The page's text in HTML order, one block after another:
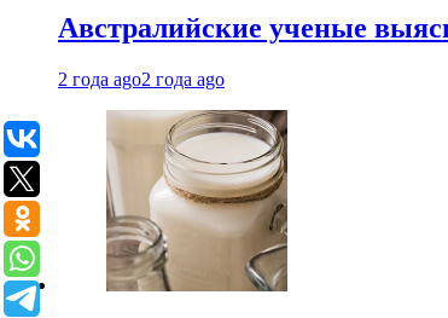
Австралийские ученые
2 года ago2 года ago